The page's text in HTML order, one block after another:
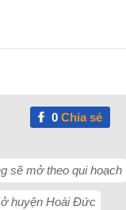
0Chia sẻ
sẽ mở theo qui hoạch
huyện Hoài Đức